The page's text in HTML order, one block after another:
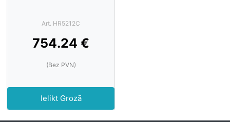
Art. HR5212C
754.24 €
(Bez PVN)
Ielikt Grozā